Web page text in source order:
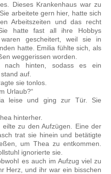
Dieses Krankenhaus war zu
arbeitete gern hier, hatte sich
Arbeitszeiten und das recht
hatte fast all ihre Hobbys
waren gescheitert, weil sie in
hatte. Emilia fühlte sich, als
weggerissen worden.
hinten, sodass es ein
auf.
sie tonlos.
Urlaub?“
leise und ging zur Tür. Sie
hinterher.
zu den Aufzügen. Eine der
trat sie hinein und betätigte
um Thea zu entkommen.
ignorierte sie.
es auch im Aufzug viel zu
Herz, und ihr war ein bisschen